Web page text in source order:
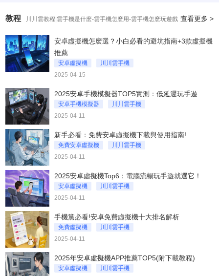
查看更多 >
教程 川川雲教程|雲手機是什麽-雲手機怎麽用-雲手機怎麽玩遊戲
安卓虛擬機怎麽選？小白必看的避坑指南+3款虛擬機
推薦
安卓虛擬機
川川雲手機
2025-04-15
2025安卓手機模擬器TOP5實測：低延遲玩手遊
安卓手機模擬器
川川雲手機
2025安卓手機模擬器TOP5實測
2025-04-11
新手必看：免費安卓虛擬機下載與使用指南!
免費安卓虛擬機
川川雲手機
免費安卓虛擬機怎么下載
2025-04-11
2025安卓虛擬機Top6：電腦流暢玩手遊就選它！
安卓虛擬機
川川雲手機
2025安卓虛擬機Top6
2025-04-11
手機黨必看!安卓免費虛擬機十大排名解析
免費虛擬機
川川雲手機
安卓免費虛擬機十大排名解析
2025-04-11
2025年安卓虛擬機APP推薦TOP5(附下載教程)
安卓虛擬機
川川雲手機